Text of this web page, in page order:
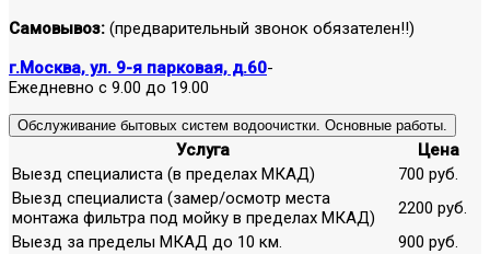
Самовывоз: (предварительный звонок обязателен!!)
г.Москва, ул. 9-я парковая, д.60-
Ежедневно с 9.00 до 19.00
Обслуживание бытовых систем водоочистки. Основные работы.
Услуга
Цена
Выезд специалиста (в пределах МКАД)
700 руб.
Выезд специалиста (замер/осмотр места
монтажа фильтра под мойку в пределах МКАД)
2200 руб.
Выезд за пределы МКАД до 10 км.
900 руб.